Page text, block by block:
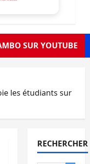
SUR YOUTUBE
les étudiants sur
RECHERCHER